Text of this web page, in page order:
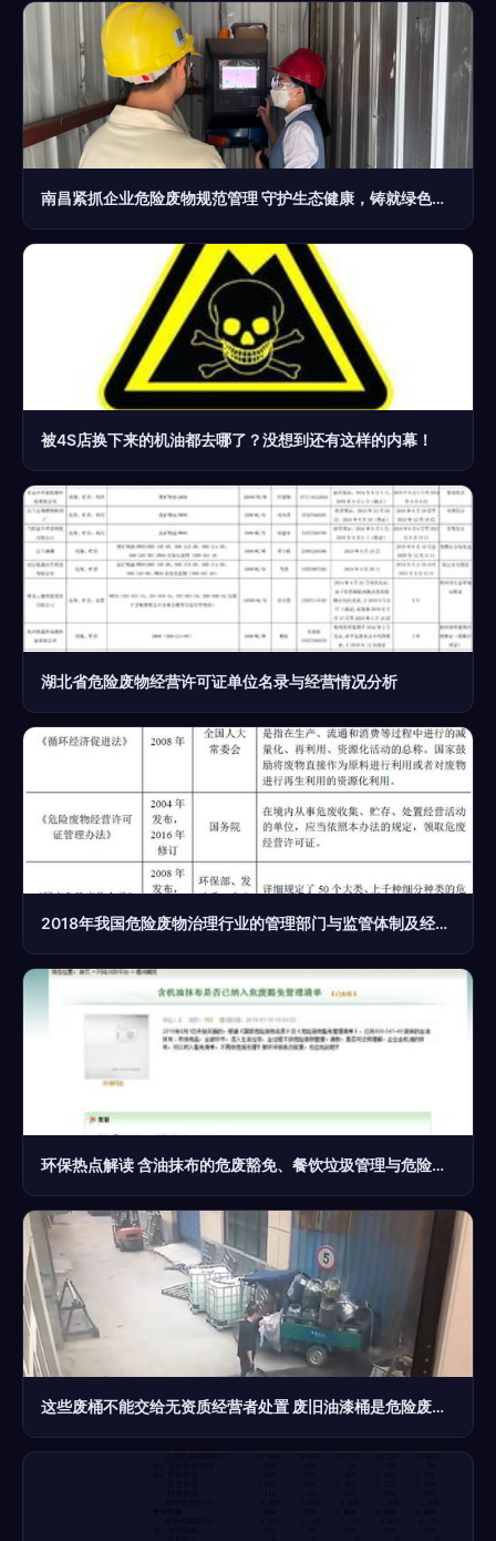
南昌紧抓企业危险废物规范管理 守护生态健康，铸就绿色经营
被4S店换下来的机油都去哪了？没想到还有这样的内幕！
湖北省危险废物经营许可证单位名录与经营情况分析
2018年我国危险废物治理行业的管理部门与监管体制及经营许可政策解析
环保热点解读 含油抹布的危废豁免、餐饮垃圾管理与危险废物经营要点
这些废桶不能交给无资质经营者处置 废旧油漆桶是危险废物，擅自加工处理后果很严重